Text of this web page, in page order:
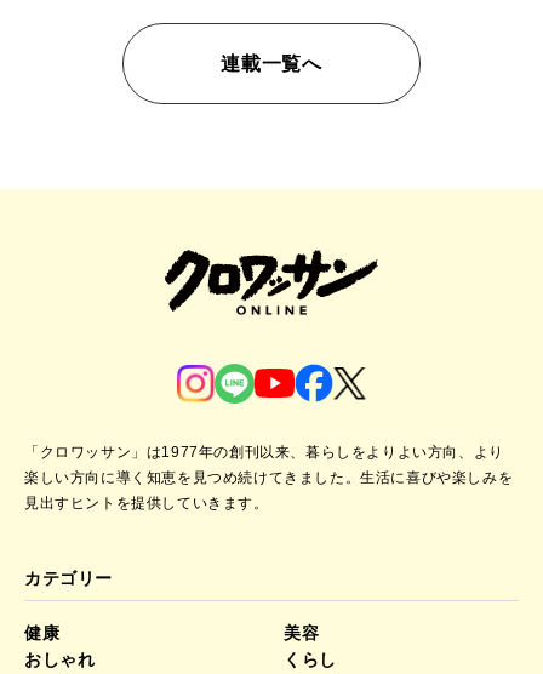
連載一覧へ
「クロワッサン」は1977年の創刊以来、暮らしをよりよい方向、より
楽しい方向に導く知恵を見つめ続けてきました。生活に喜びや楽しみを
見出すヒントを提供していきます。
カテゴリー
健康
美容
おしゃれ
くらし